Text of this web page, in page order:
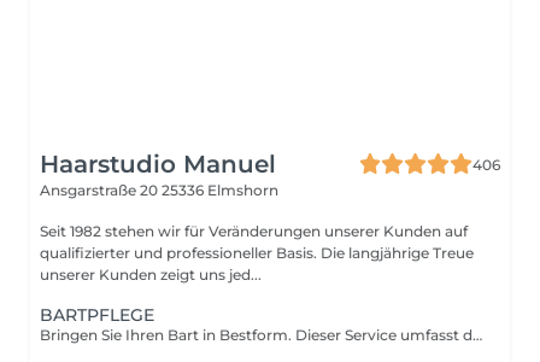
Haarstudio Manuel
406
Ansgarstraße 20 25336 Elmshorn
Seit 1982 stehen wir für Veränderungen unserer Kunden auf
qualifizierter und professioneller Basis. Die langjährige Treue
unserer Kunden zeigt uns jed...
BARTPFLEGE
Bringen Sie Ihren Bart in Bestform. Dieser Service umfasst das fachgerechte Kürzen und Konturieren Ihres Bartes, um ein gepflegtes und symmetrisches Erscheinungsbild zu erzielen. Wir passen die Form individuell an Ihre Gesichtszüge an.